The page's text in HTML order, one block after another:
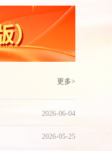
更多>
2026-06-04
2026-05-25